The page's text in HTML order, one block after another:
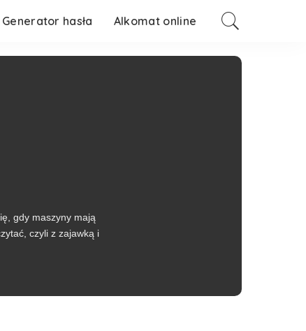
Generator hasła Alkomat online
gdy maszyny mają
czyli z zajawką i